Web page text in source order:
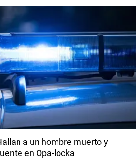
a un hombre muerto y
en Opa-locka